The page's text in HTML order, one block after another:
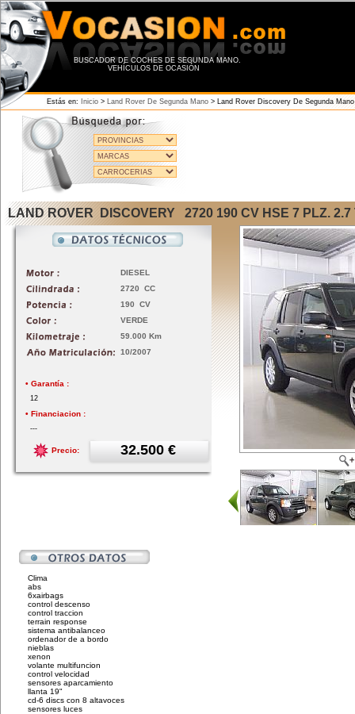
BUSCADOR DE COCHES DE SEGUNDA MANO.
VEHÍCULOS DE OCASIÓN
Estás en: Inicio > Land Rover De Segunda Mano > Land Rover Discovery De Segunda Mano
LAND ROVER DISCOVERY 2720 190 CV HSE 7 PLZ. 2.7
DIESEL
2720 CC
190 CV
VERDE
59.000 Km
10/2007
• Garantía :
12
• Financiacion :
---
Precio: 32.500 €
Clima
abs
6xairbags
control descenso
control traccion
terrain response
sistema antibalanceo
ordenador de a bordo
nieblas
xenon
volante multifuncion
control velocidad
sensores aparcamiento
llanta 19"
cd-6 discs con 8 altavoces
sensores luces